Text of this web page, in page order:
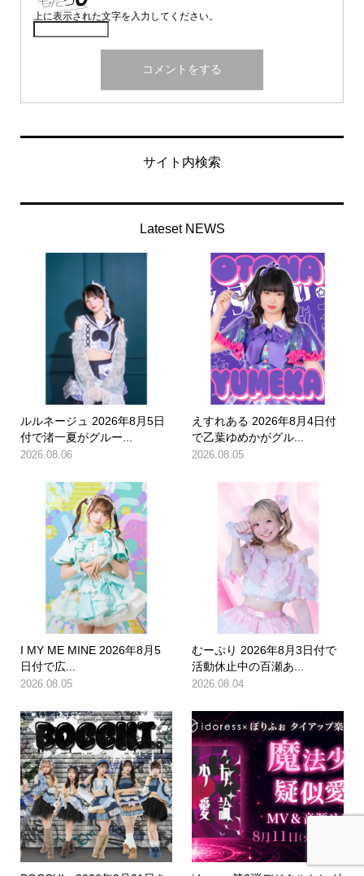
上に表示された文字を入力してください。
サイト内検索
Lateset NEWS
ルルネージュ 2026年8月5日
付で渚一夏がグルー...
2026.08.06
えすれある 2026年8月4日付
で乙葉ゆめかがグル...
2026.08.05
I MY ME MINE 2026年8月5
日付で広...
2026.08.05
むーぷり 2026年8月3日付で
活動休止中の百瀬あ...
2026.08.04